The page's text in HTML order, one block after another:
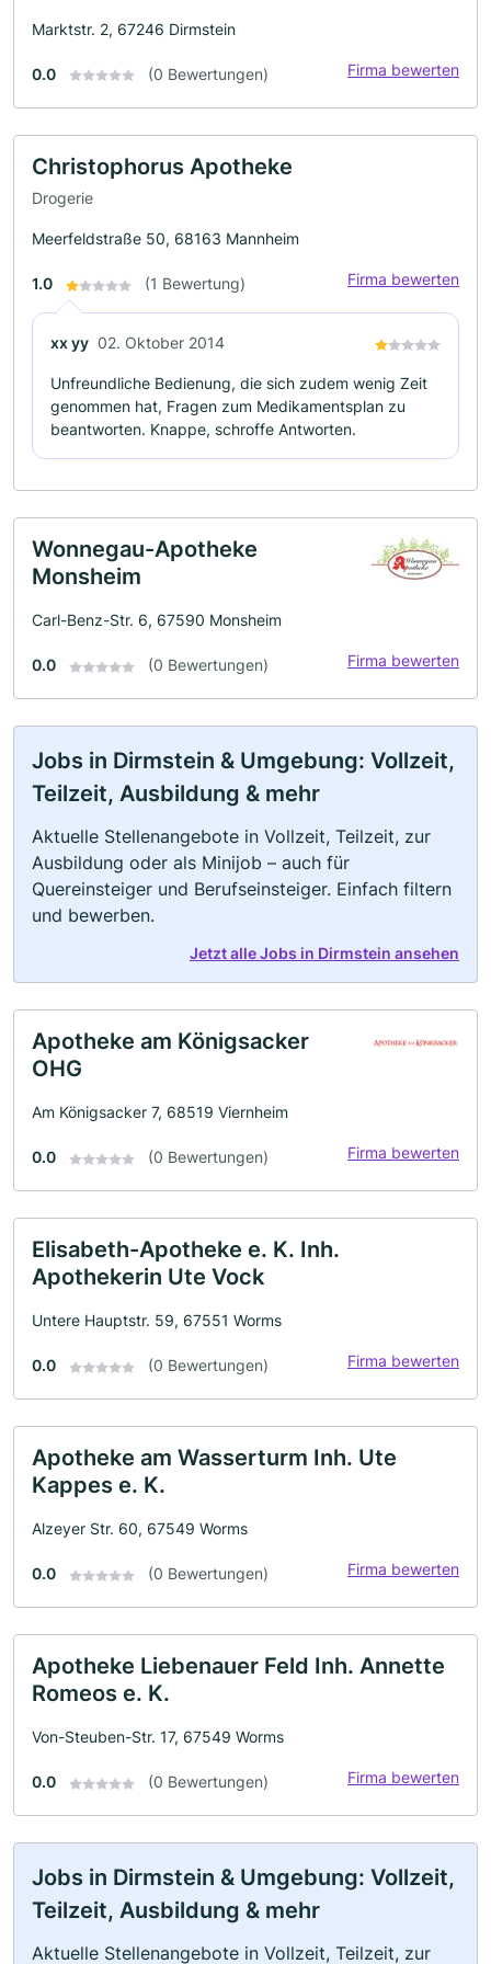
Marktstr. 2, 67246 Dirmstein
0.0 (0 Bewertungen) Firma bewerten
Christophorus Apotheke
Drogerie
Meerfeldstraße 50, 68163 Mannheim
1.0 (1 Bewertung) Firma bewerten
xx yy 02. Oktober 2014
Unfreundliche Bedienung, die sich zudem wenig Zeit
genommen hat, Fragen zum Medikamentsplan zu
beantworten. Knappe, schroffe Antworten.
Wonnegau-Apotheke
Monsheim
Carl-Benz-Str. 6, 67590 Monsheim
0.0 (0 Bewertungen) Firma bewerten
Jobs in Dirmstein & Umgebung: Vollzeit,
Teilzeit, Ausbildung & mehr
Aktuelle Stellenangebote in Vollzeit, Teilzeit, zur
Ausbildung oder als Minijob – auch für
Quereinsteiger und Berufseinsteiger. Einfach filtern
und bewerben.
Jetzt alle Jobs in Dirmstein ansehen
Apotheke am Königsacker
OHG
Am Königsacker 7, 68519 Viernheim
0.0 (0 Bewertungen) Firma bewerten
Elisabeth-Apotheke e. K. Inh.
Apothekerin Ute Vock
Untere Hauptstr. 59, 67551 Worms
0.0 (0 Bewertungen) Firma bewerten
Apotheke am Wasserturm Inh. Ute
Kappes e. K.
Alzeyer Str. 60, 67549 Worms
0.0 (0 Bewertungen) Firma bewerten
Apotheke Liebenauer Feld Inh. Annette
Romeos e. K.
Von-Steuben-Str. 17, 67549 Worms
0.0 (0 Bewertungen) Firma bewerten
Jobs in Dirmstein & Umgebung: Vollzeit,
Teilzeit, Ausbildung & mehr
Aktuelle Stellenangebote in Vollzeit, Teilzeit, zur